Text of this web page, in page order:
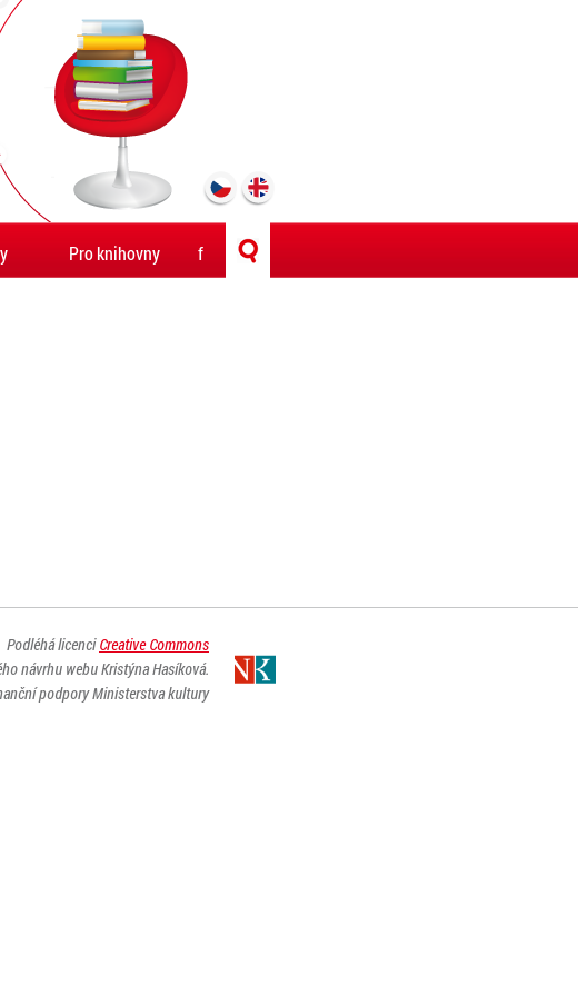
Pro knihovny f
Podléhá licenciCreative Commons
návrhu webu Kristýna Hasíková.
podpory Ministerstva kultury